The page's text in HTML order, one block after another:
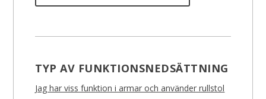
TYP AV FUNKTIONSNEDSÄTTNING
Jag har viss funktion i armar och använder rullstol